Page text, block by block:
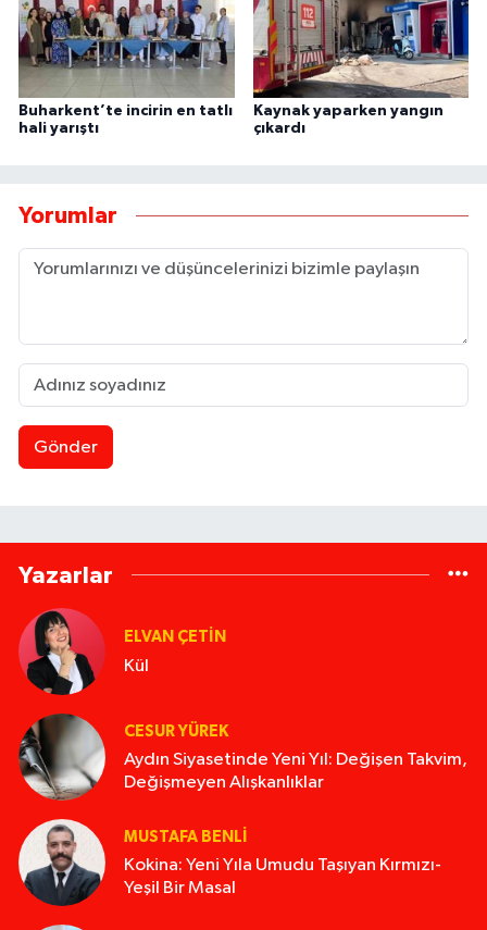
Buharkent’te incirin en tatlı
hali yarıştı
Kaynak yaparken yangın
çıkardı
Yorumlar
Gönder
Yazarlar
ELVAN ÇETIN
Kül
CESUR YÜREK
Aydın Siyasetinde Yeni Yıl: Değişen Takvim,
Değişmeyen Alışkanlıklar
MUSTAFA BENLI
Kokina: Yeni Yıla Umudu Taşıyan Kırmızı-
Yeşil Bir Masal